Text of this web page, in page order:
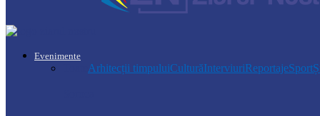
Evenimente
Arhitecții timpuluiCulturăInterviuriReportajeSport